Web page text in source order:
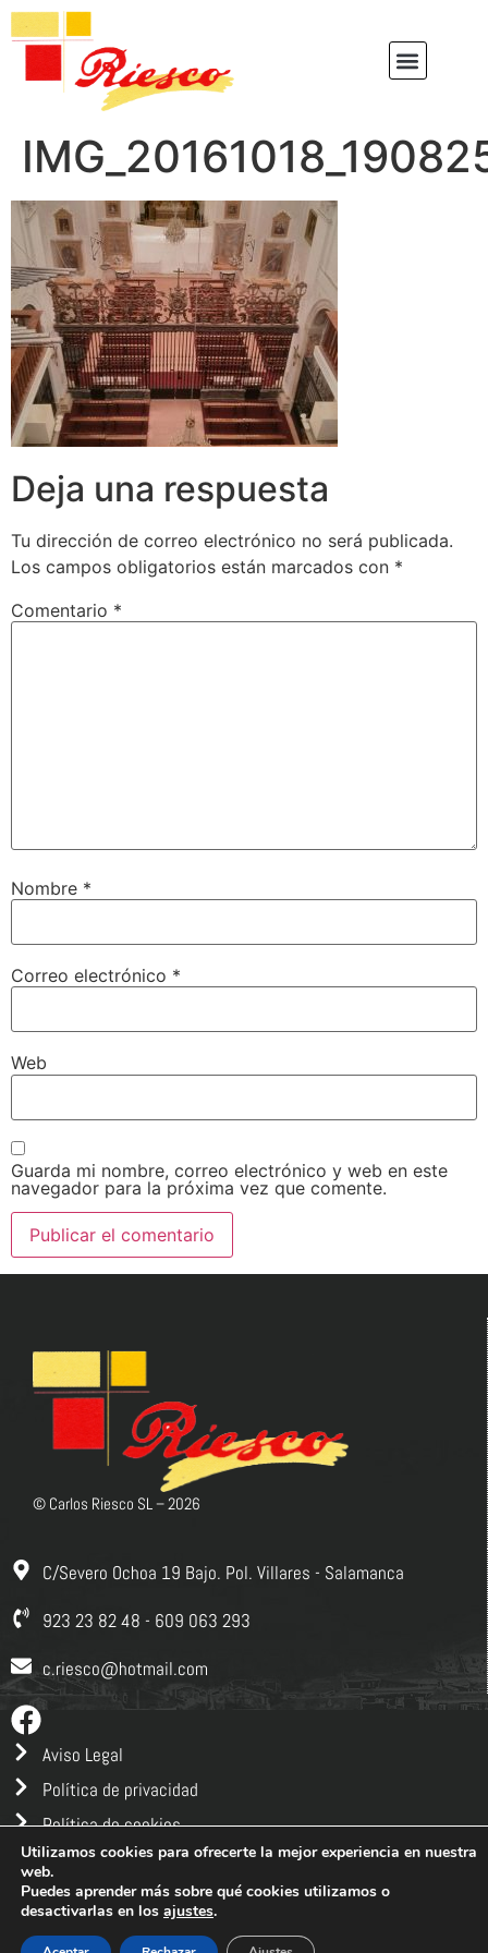
Deja una respuesta
Tu dirección de correo electrónico no será publicada.
Los campos obligatorios están marcados con *
Comentario *
Nombre *
Correo electrónico *
Web
Guarda mi nombre, correo electrónico y web en este
navegador para la próxima vez que comente.
© Carlos Riesco SL –2026
C/Severo Ochoa 19 Bajo. Pol. Villares - Salamanca
923 23 82 48 - 609 063 293
c.riesco@hotmail.com
Aviso Legal
Política de privacidad
Política de cookies
Política de calidad
Creado por talentoymedia.com
Utilizamos cookies para ofrecerte la mejor experiencia en nuestra
web.
Puedes aprender más sobre qué cookies utilizamos o
desactivarlas en los ajustes.